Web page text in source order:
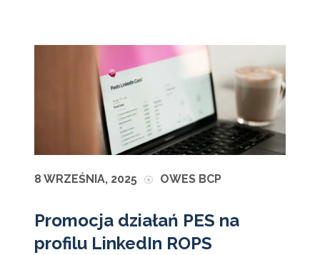
8 WRZEŚNIA, 2025 OWES BCP
Promocja działań PES na
profilu LinkedIn ROPS